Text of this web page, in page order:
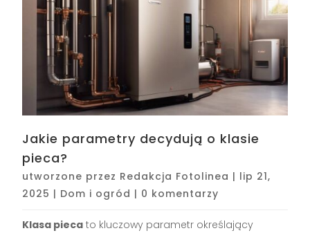
Jakie parametry decydują o klasie
pieca?
utworzone przez Redakcja Fotolinea | lip 21,
2025 | Dom i ogród | 0 komentarzy
Klasa pieca to kluczowy parametr określający